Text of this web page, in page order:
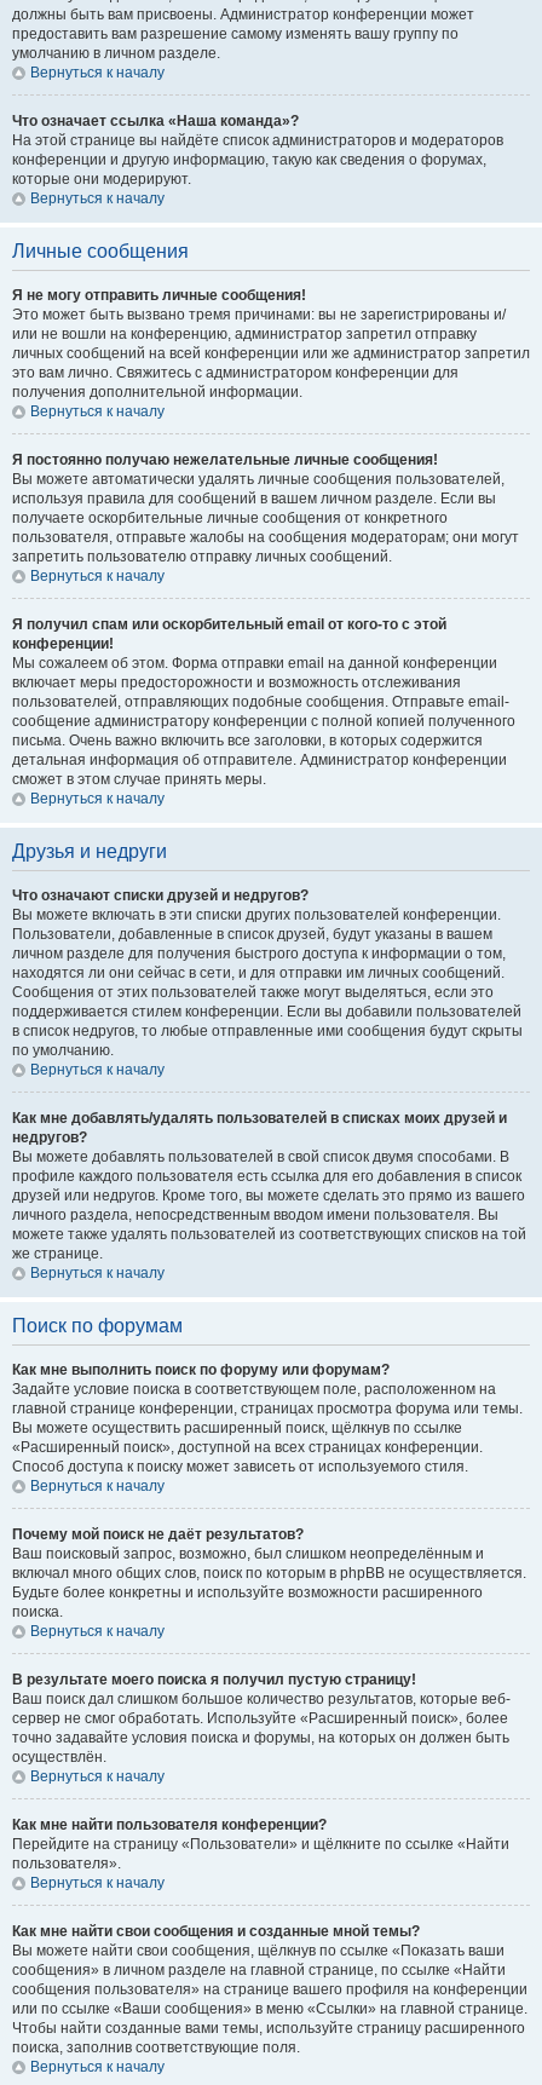
должны быть вам присвоены. Администратор конференции может
предоставить вам разрешение самому изменять вашу группу по
умолчанию в личном разделе.
Вернуться к началу
Что означает ссылка «Наша команда»?
На этой странице вы найдёте список администраторов и модераторов
конференции и другую информацию, такую как сведения о форумах,
которые они модерируют.
Вернуться к началу
Личные сообщения
Я не могу отправить личные сообщения!
Это может быть вызвано тремя причинами: вы не зарегистрированы и/
или не вошли на конференцию, администратор запретил отправку
личных сообщений на всей конференции или же администратор запретил
это вам лично. Свяжитесь с администратором конференции для
получения дополнительной информации.
Вернуться к началу
Я постоянно получаю нежелательные личные сообщения!
Вы можете автоматически удалять личные сообщения пользователей,
используя правила для сообщений в вашем личном разделе. Если вы
получаете оскорбительные личные сообщения от конкретного
пользователя, отправьте жалобы на сообщения модераторам; они могут
запретить пользователю отправку личных сообщений.
Вернуться к началу
Я получил спам или оскорбительный email от кого-то с этой
конференции!
Мы сожалеем об этом. Форма отправки email на данной конференции
включает меры предосторожности и возможность отслеживания
пользователей, отправляющих подобные сообщения. Отправьте email-
сообщение администратору конференции с полной копией полученного
письма. Очень важно включить все заголовки, в которых содержится
детальная информация об отправителе. Администратор конференции
сможет в этом случае принять меры.
Вернуться к началу
Друзья и недруги
Что означают списки друзей и недругов?
Вы можете включать в эти списки других пользователей конференции.
Пользователи, добавленные в список друзей, будут указаны в вашем
личном разделе для получения быстрого доступа к информации о том,
находятся ли они сейчас в сети, и для отправки им личных сообщений.
Сообщения от этих пользователей также могут выделяться, если это
поддерживается стилем конференции. Если вы добавили пользователей
в список недругов, то любые отправленные ими сообщения будут скрыты
по умолчанию.
Вернуться к началу
Как мне добавлять/удалять пользователей в списках моих друзей и
недругов?
Вы можете добавлять пользователей в свой список двумя способами. В
профиле каждого пользователя есть ссылка для его добавления в список
друзей или недругов. Кроме того, вы можете сделать это прямо из вашего
личного раздела, непосредственным вводом имени пользователя. Вы
можете также удалять пользователей из соответствующих списков на той
же странице.
Вернуться к началу
Поиск по форумам
Как мне выполнить поиск по форуму или форумам?
Задайте условие поиска в соответствующем поле, расположенном на
главной странице конференции, страницах просмотра форума или темы.
Вы можете осуществить расширенный поиск, щёлкнув по ссылке
«Расширенный поиск», доступной на всех страницах конференции.
Способ доступа к поиску может зависеть от используемого стиля.
Вернуться к началу
Почему мой поиск не даёт результатов?
Ваш поисковый запрос, возможно, был слишком неопределённым и
включал много общих слов, поиск по которым в phpBB не осуществляется.
Будьте более конкретны и используйте возможности расширенного
поиска.
Вернуться к началу
В результате моего поиска я получил пустую страницу!
Ваш поиск дал слишком большое количество результатов, которые веб-
сервер не смог обработать. Используйте «Расширенный поиск», более
точно задавайте условия поиска и форумы, на которых он должен быть
осуществлён.
Вернуться к началу
Как мне найти пользователя конференции?
Перейдите на страницу «Пользователи» и щёлкните по ссылке «Найти
пользователя».
Вернуться к началу
Как мне найти свои сообщения и созданные мной темы?
Вы можете найти свои сообщения, щёлкнув по ссылке «Показать ваши
сообщения» в личном разделе на главной странице, по ссылке «Найти
сообщения пользователя» на странице вашего профиля на конференции
или по ссылке «Ваши сообщения» в меню «Ссылки» на главной странице.
Чтобы найти созданные вами темы, используйте страницу расширенного
поиска, заполнив соответствующие поля.
Вернуться к началу